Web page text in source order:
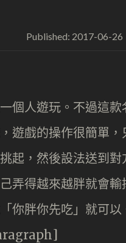
Published: 2017-06-26
個人遊玩。不過這
遊戲的操作很簡單
起，然後設法送到
弄得越來越胖就會
你胖你先吃」就可以